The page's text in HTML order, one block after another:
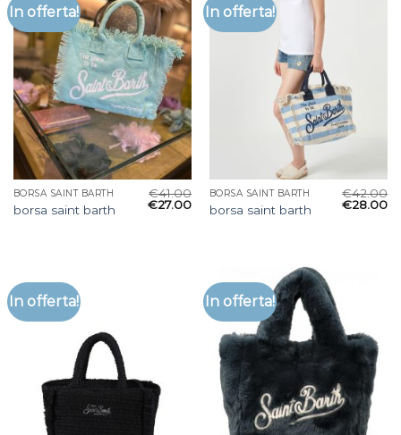
In offerta!
BORSA SAINT BARTH
borsa saint barth
€41.00
€27.00
In offerta!
BORSA SAINT BARTH
borsa saint barth
€42.00
€28.00
In offerta! In offerta!